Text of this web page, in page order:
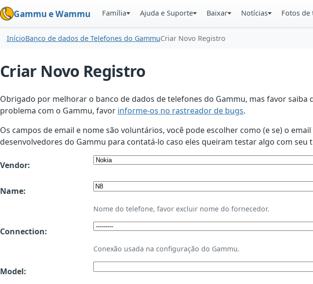
Gammu e Wammu Família Ajuda e Suporte Baixar Notícias Fotos de
InícioBanco de dados de Telefones do GammuCriar Novo Registro
Criar Novo Registro
Obrigado por melhorar o banco de dados de telefones do Gammu, mas favor
problema com o Gammu, favor informe-os no rastreador de bugs.
Os campos de email e nome são voluntários, você pode escolher como (e se) o
desenvolvedores do Gammu para contatá-lo caso eles queiram testar algo com
Vendor:
Name:
Nome do telefone, favor excluir nome do fornecedor.
Connection:
Conexão usada na configuração do Gammu.
Model: